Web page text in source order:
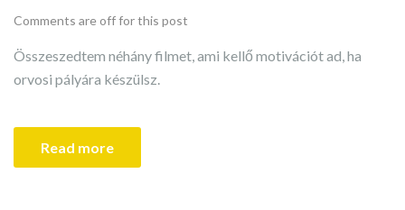
Comments are off for this post
Összeszedtem néhány filmet, ami kellő motivációt ad, ha
orvosi pályára készülsz.
Read more